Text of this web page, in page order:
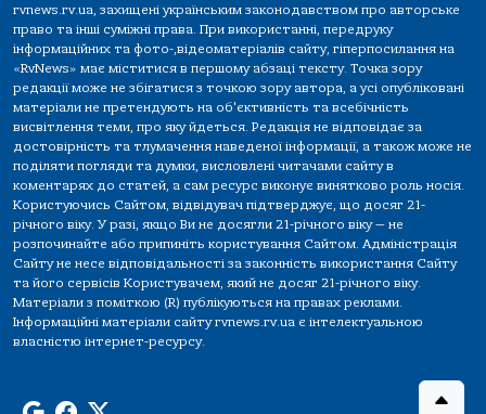
rvnews.rv.ua, захищені українським законодавством про авторське
право та інші суміжні права. При використанні, передруку
інформаційних та фото-,відеоматеріалів сайту, гіперпосилання на
«RvNews» має міститися в першому абзаці тексту. Точка зору
редакції може не збігатися з точкою зору автора, а усі опубліковані
матеріали не претендують на об'єктивність та всебічність
висвітлення теми, про яку йдеться. Редакція не відповідає за
достовірність та тлумачення наведеної інформації, а також може не
поділяти погляди та думки, висловлені читачами сайту в
коментарях до статей, а сам ресурс виконує винятково роль носія.
Користуючись Сайтом, відвідувач підтверджує, що досяг 21-
річного віку. У разі, якщо Ви не досягли 21-річного віку — не
розпочинайте або припиніть користування Сайтом. Адміністрація
Сайту не несе відповідальності за законність використання Сайту
та його сервісів Користувачем, який не досяг 21-річного віку.
Матеріали з поміткою (R) публікуються на правах реклами.
Інформаційні матеріали сайту rvnews.rv.ua є інтелектуальною
власністю інтернет-ресурсу.